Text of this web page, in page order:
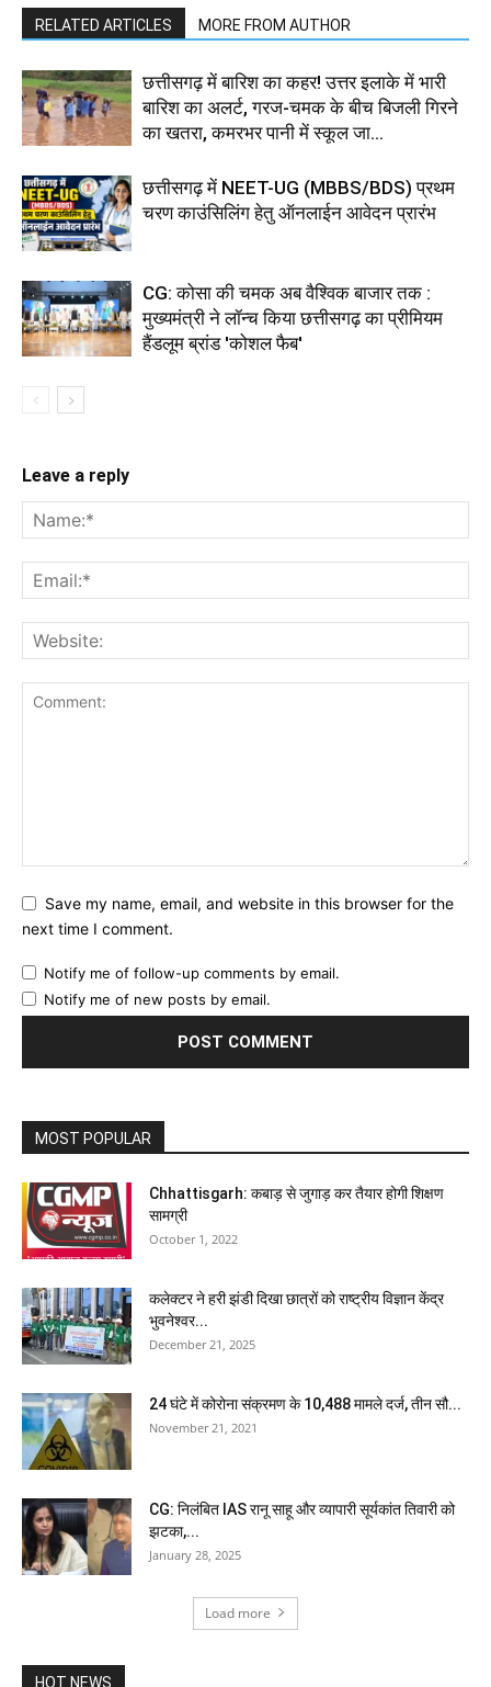
RELATED ARTICLES MORE FROM AUTHOR
छत्तीसगढ़ में बारिश का कहर! उत्तर इलाके में भारी
बारिश का अलर्ट, गरज-चमक के बीच बिजली गिरने
का खतरा, कमरभर पानी में स्कूल जा...
छत्तीसगढ़ में NEET-UG (MBBS/BDS) प्रथम
चरण काउंसिलिंग हेतु ऑनलाईन आवेदन प्रारंभ
CG: कोसा की चमक अब वैश्विक बाजार तक :
मुख्यमंत्री ने लॉन्च किया छत्तीसगढ़ का प्रीमियम
हैंडलूम ब्रांड 'कोशल फैब'
Leave a reply
Save my name, email, and website in this browser for the
next time I comment.
Notify me of follow-up comments by email.
Notify me of new posts by email.
MOST POPULAR
Chhattisgarh: कबाड़ से जुगाड़ कर तैयार होगी शिक्षण
सामग्री
October 1, 2022
कलेक्टर ने हरी झंडी दिखा छात्रों को राष्ट्रीय विज्ञान केंद्र
भुवनेश्वर...
December 21, 2025
24 घंटे में कोरोना संक्रमण के 10,488 मामले दर्ज, तीन सौ...
November 21, 2021
CG: निलंबित IAS रानू साहू और व्यापारी सूर्यकांत तिवारी को
झटका,...
January 28, 2025
Load more
HOT NEWS